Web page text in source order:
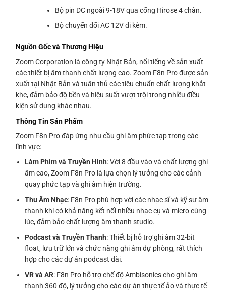
Bộ pin DC ngoài 9-18V qua cổng Hirose 4 chân.
Bộ chuyển đổi AC 12V đi kèm.
Nguồn Gốc và Thương Hiệu
Zoom Corporation là công ty Nhật Bản, nổi tiếng về sản xuất
các thiết bị âm thanh chất lượng cao. Zoom F8n Pro được sản
xuất tại Nhật Bản và tuân thủ các tiêu chuẩn chất lượng khắt
khe, đảm bảo độ bền và hiệu suất vượt trội trong nhiều điều
kiện sử dụng khác nhau.
Thông Tin Sản Phẩm
Zoom F8n Pro đáp ứng nhu cầu ghi âm phức tạp trong các
lĩnh vực:
Làm Phim và Truyền Hình: Với 8 đầu vào và chất lượng ghi
âm cao, Zoom F8n Pro là lựa chọn lý tưởng cho các cảnh
quay phức tạp và ghi âm hiện trường.
Thu Âm Nhạc: F8n Pro phù hợp với các nhạc sĩ và kỹ sư âm
thanh khi có khả năng kết nối nhiều nhạc cụ và micro cùng
lúc, đảm bảo chất lượng âm thanh studio.
Podcast và Truyền Thanh: Thiết bị hỗ trợ ghi âm 32-bit
float, lưu trữ lớn và chức năng ghi âm dự phòng, rất thích
hợp cho các dự án podcast dài.
VR và AR: F8n Pro hỗ trợ chế độ Ambisonics cho ghi âm
thanh 360 độ, lý tưởng cho các dự án thực tế ảo và thực tế